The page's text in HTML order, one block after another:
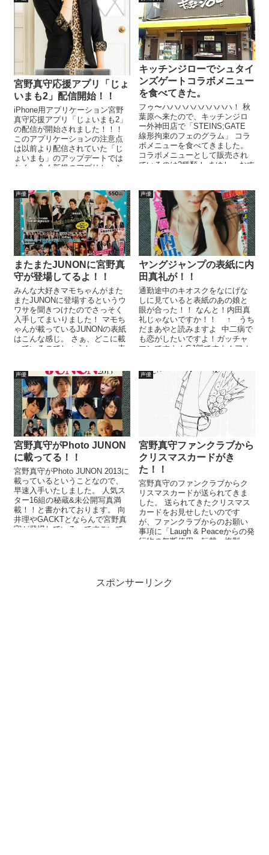
宮野真守応援アプリ「じょ
いまも2」配信開始！！
iPhone用アプリケーション宮野
真守応援アプリ「じょいまも2」
の配信が開始されました！！！
このアプリケーションの注意点
は以前より配信されていた「じ
ょいまも」のアップデートでは
なく、全く新規のアプリケーシ
キッチンジローでシュタイ
ンズゲートコラボメニュー
を食べてきた。
フゥ〜ハハハハハハハハハ！ 秋
葉原へ来たので、キッチンジロ
ー外神田店で「STEINS;GATE
線形拘束のフェのグラム」 コラ
ボメニューを食べてきました。
コラボメニューとして販売され
ているのは2種類！ まゆしーおす
声優
またまたJUNONに宮野真
守が登場してるよ！！
みんな大好きマモちゃんがまた
またJUNONに登場するというウ
ワサを聞きつけたのでさっそく
入手してまいりました！ マモち
ゃんが載っているJUNONの表紙
はこんな感じ。 さぁ、どこに載
っているのでしょうか。。。 表
声優
ヤングジャンプの表紙に内
田真礼が！！
通勤途中のキオスクをなにげな
しに見ていると表紙のあの娘と
眼が合った！！ なんと！内田真
礼じゃないですか！！ ↑ うち
だまあやと読みますよ 中二病で
も恋がしたいですよ！ガッチャ
マンですよ！GJ部ですよ！アオ
声優
宮野真守がPhoto JUNON
に載ってる！！
宮野真守がPhoto JUNON 2013に
載っているということなので、
早速入手いたしました。 人気ス
ター16組の秘蔵&未公開写真満
載！！と書かれております。 向
井理やGACKTとならんで宮野真
守が登場しているってすごいで
声優
宮野真守ファンクラブから
クリスマスカードがき
た！！
宮野真守のファンクラブからク
リスマスカードが送られてきま
した。 送られてきたクリスマス
カードをお見せしたいのです
が、ファンクラブからのお願い
事項に「Laugh & Peaceからの発
行物の無断使用・転載・複製・
スポンサーリンク